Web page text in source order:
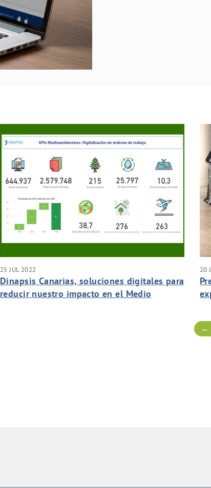
25 JUL 2022
Dinapsis Canarias, soluciones digitales para
reducir nuestro impacto en el Medio
20
←